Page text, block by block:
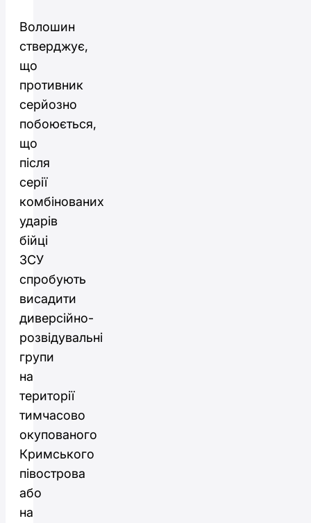
Волошин
стверджує,
що
противник
серйозно
побоюється,
що
після
серії
комбінованих
ударів
бійці
ЗСУ
спробують
висадити
диверсійно-
розвідувальні
групи
на
території
тимчасово
окупованого
Кримського
півострова
або
на